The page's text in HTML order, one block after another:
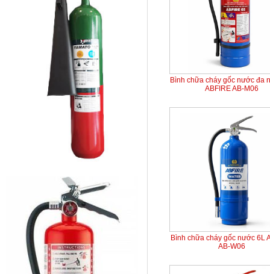
Bình chữa cháy gốc nước đa
ABFIRE AB-M06
Bình chữa cháy gốc nước 6L
AB-W06